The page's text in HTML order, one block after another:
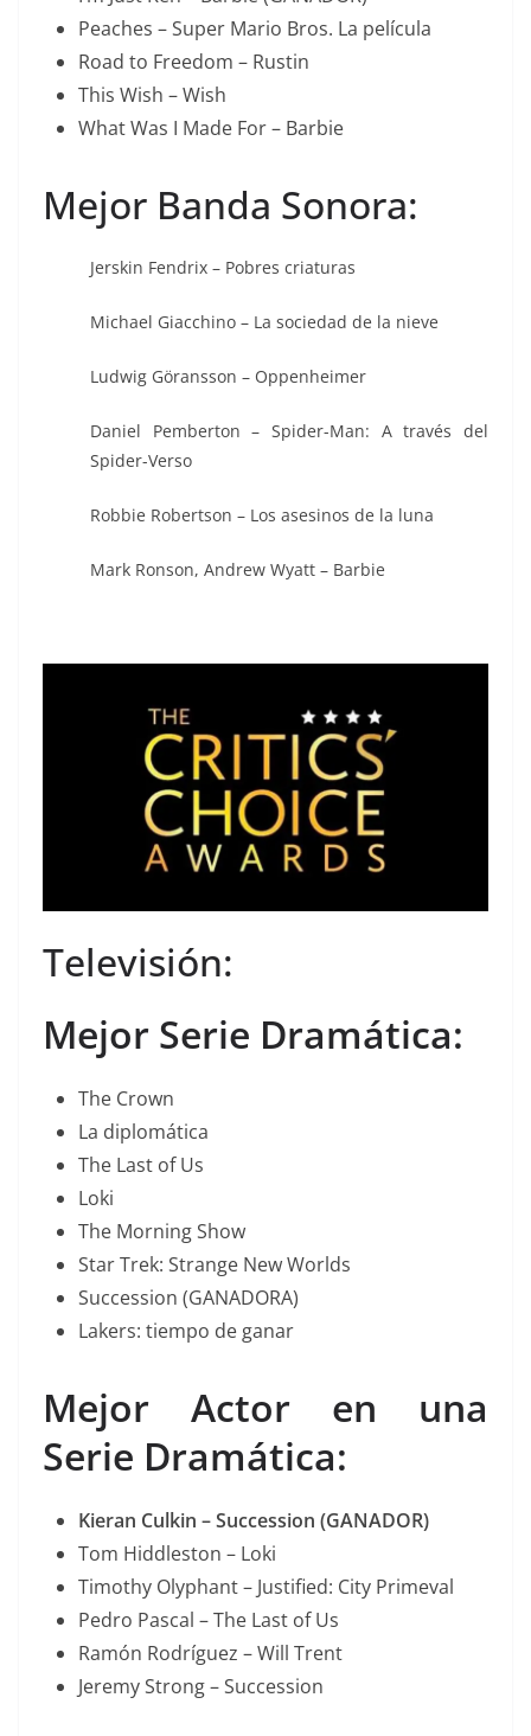
Peaches – Super Mario Bros. La película
Road to Freedom – Rustin
This Wish – Wish
What Was I Made For – Barbie
Mejor Banda Sonora:
Jerskin Fendrix – Pobres criaturas
Michael Giacchino – La sociedad de la nieve
Ludwig Göransson – Oppenheimer
Daniel Pemberton – Spider-Man: A través del
Spider-Verso
Robbie Robertson – Los asesinos de la luna
Mark Ronson, Andrew Wyatt – Barbie
Televisión:
Mejor Serie Dramática:
The Crown
La diplomática
The Last of Us
Loki
The Morning Show
Star Trek: Strange New Worlds
Succession (GANADORA)
Lakers: tiempo de ganar
Mejor Actor en una
Serie Dramática:
Kieran Culkin – Succession (GANADOR)
Tom Hiddleston – Loki
Timothy Olyphant – Justified: City Primeval
Pedro Pascal – The Last of Us
Ramón Rodríguez – Will Trent
Jeremy Strong – Succession